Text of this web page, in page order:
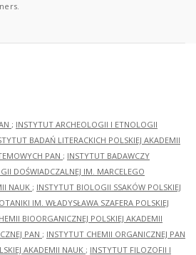
; INSTYTUT ARCHEOLOGII I ETNOLOGII
BADAŃ LITERACKICH POLSKIEJ AKADEMII
PAN ; INSTYTUT BADAWCZY
DOŚWIADCZALNEJ IM. MARCELEGO
NAUK ; INSTYTUT BIOLOGII SSAKÓW POLSKIEJ
IM. WŁADYSŁAWA SZAFERA POLSKIEJ
BIOORGANICZNEJ POLSKIEJ AKADEMII
PAN ; INSTYTUT CHEMII ORGANICZNEJ PAN
AKADEMII NAUK ; INSTYTUT FILOZOFII I